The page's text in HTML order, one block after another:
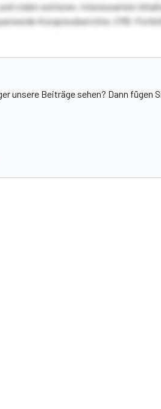
vielen weiteren, interessanten
Kongressberichte, CME-
unsere Beiträge sehen? Dann fügen